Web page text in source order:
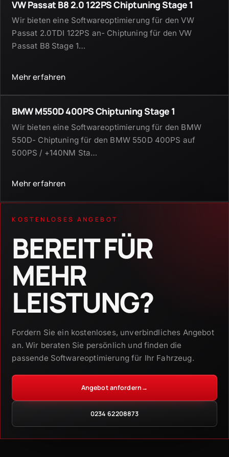
VW Passat B8 2.0 122PS Chiptuning Stage 1
Wir bieten eine Softwareoptimierung für den VW
Passat 2.0TDI 122PS an- Chiptuning für den VW
Passat B8 Stage 1…
Mehr erfahren
BMW M550D 400PS Chiptuning Stage 1
Wir bieten eine Softwareoptimierung für den BMW
550D- Chiptuning für den BMW 550D 400PS auf
500PS / +140NM Sta…
Mehr erfahren
KOSTENLOSES ANGEBOT
BEREIT FÜR
MEHR
LEISTUNG?
Fordern Sie ein kostenloses, unverbindliches Angebot
an. Wir beraten Sie persönlich und finden die
passende Softwareoptimierung für Ihr Fahrzeug.
Angebot anfordern→
0234 62208873